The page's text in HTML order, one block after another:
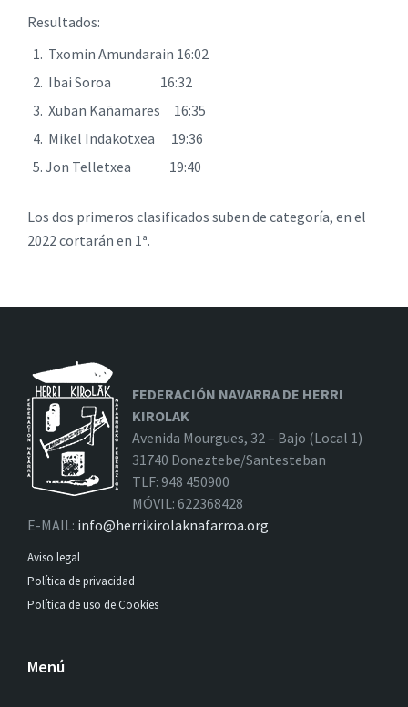
Resultados:
Txomin Amundarain 16:02
Ibai Soroa 16:32
Xuban Kañamares 16:35
Mikel Indakotxea 19:36
Jon Telletxea 19:40
Los dos primeros clasificados suben de categoría, en el
2022 cortarán en 1ª.
FEDERACIÓN NAVARRA DE HERRI
KIROLAK
Avenida Mourgues, 32 – Bajo (Local 1)
31740 Doneztebe/Santesteban
TLF: 948 450900
MÓVIL: 622368428
E-MAIL: info@herrikirolaknafarroa.org
Aviso legal
Política de privacidad
Política de uso de Cookies
Menú